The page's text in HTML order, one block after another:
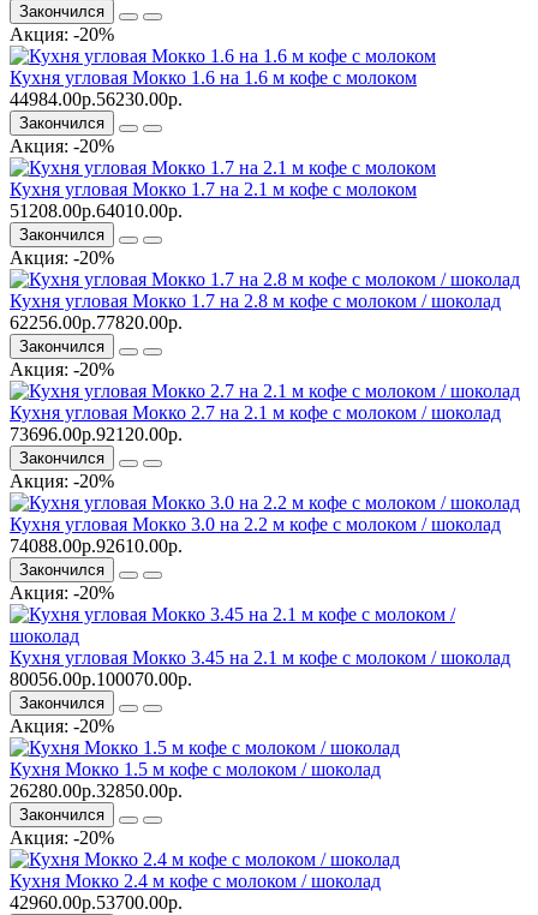
Закончился
Акция: -20%
Кухня угловая Мокко 1.6 на 1.6 м кофе с молоком
44984.00р.56230.00р.
Закончился
Акция: -20%
Кухня угловая Мокко 1.7 на 2.1 м кофе с молоком
51208.00р.64010.00р.
Закончился
Акция: -20%
Кухня угловая Мокко 1.7 на 2.8 м кофе с молоком / шоколад
62256.00р.77820.00р.
Закончился
Акция: -20%
Кухня угловая Мокко 2.7 на 2.1 м кофе с молоком / шоколад
73696.00р.92120.00р.
Закончился
Акция: -20%
Кухня угловая Мокко 3.0 на 2.2 м кофе с молоком / шоколад
74088.00р.92610.00р.
Закончился
Акция: -20%
Кухня угловая Мокко 3.45 на 2.1 м кофе с молоком / шоколад
80056.00р.100070.00р.
Закончился
Акция: -20%
Кухня Мокко 1.5 м кофе с молоком / шоколад
26280.00р.32850.00р.
Закончился
Акция: -20%
Кухня Мокко 2.4 м кофе с молоком / шоколад
42960.00р.53700.00р.